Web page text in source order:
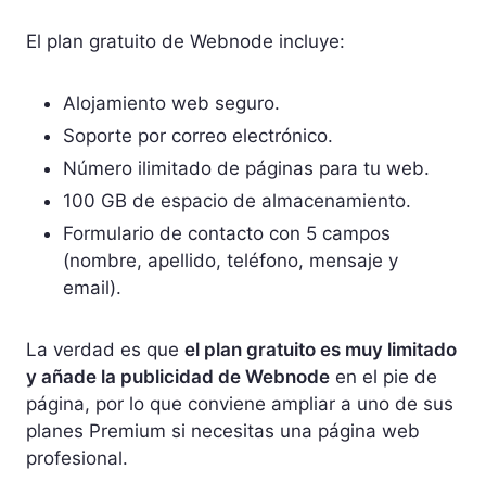
El plan gratuito de Webnode incluye:
Alojamiento web seguro.
Soporte por correo electrónico.
Número ilimitado de páginas para tu web.
100 GB de espacio de almacenamiento.
Formulario de contacto con 5 campos
(nombre, apellido, teléfono, mensaje y
email).
La verdad es que el plan gratuito es muy limitado
y añade la publicidad de Webnode en el pie de
página, por lo que conviene ampliar a uno de sus
planes Premium si necesitas una página web
profesional.